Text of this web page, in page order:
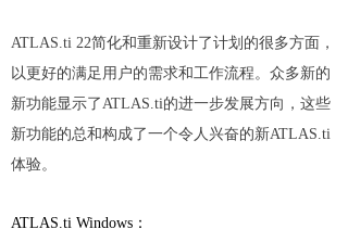
ATLAS.ti 22简化和重新设计了计划的很多方面，
以更好的满足用户的需求和工作流程。众多新的
新功能显示了ATLAS.ti的进一步发展方向，这些
新功能的总和构成了一个令人兴奋的新ATLAS.ti
体验。
ATLAS.ti Windows：